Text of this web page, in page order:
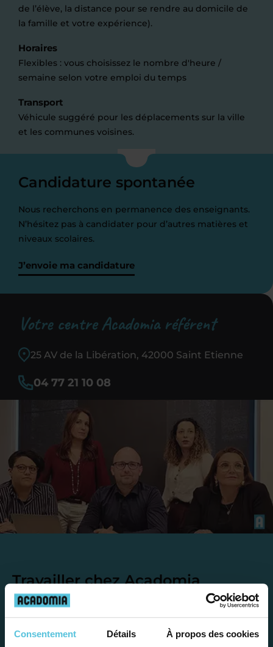
Consentement Détails À propos des cookies
de l’élève, la distance pour se rendre au domicile de
la famille et votre expérience).
Horaires
Flexibles : vous choisissez le nombre d'heure /
semaine selon votre emploi du temps
Transport
Véhicule suggéré pour les déplacements sur la ville
et les communes voisines.
Candidature spontanée
Nous recherchons en permanence des enseignants.
N’hésitez pas à candidater pour d’autres matières et
niveaux scolaires.
J’envoie ma candidature
Votre centre Acadomia référent
25 AV de la Libération, 42000 Saint Etienne
04 77 21 10 08
Travailler chez Acadomia
présente de
avantages